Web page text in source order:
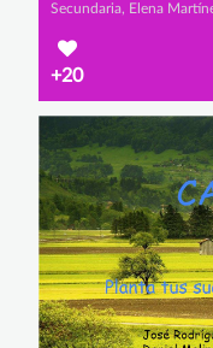
+20